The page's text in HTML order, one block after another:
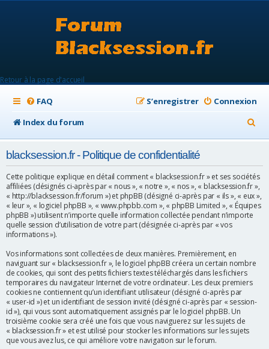
Retour à la page d'accueil
FAQ Connexion
S’enregistrer
Index du forum
e
h
e
r
blacksession.fr - Politique de confidentialité
Cette politique explique en détail comment « blacksession.fr » et ses sociétés
affiliées (désignés ci-après par « nous », « notre », « nos », « blacksession.fr »,
« http://blacksession.fr/forum ») et phpBB (désigné ci-après par « ils », « eux »,
« leur », « logiciel phpBB », « www.phpbb.com », « phpBB Limited », « Équipes
phpBB ») utilisent n’importe quelle information collectée pendant n’importe
quelle session d’utilisation de votre part (désignée ci-après par « vos
informations »).
Vos informations sont collectées de deux manières. Premièrement, en
naviguant sur « blacksession.fr », le logiciel phpBB créera un certain nombre
de cookies, qui sont des petits fichiers textes téléchargés dans les fichiers
temporaires du navigateur Internet de votre ordinateur. Les deux premiers
cookies ne contiennent qu’un identifiant utilisateur (désigné ci-après par
« user-id ») et un identifiant de session invité (désigné ci-après par « session-
id »), qui vous sont automatiquement assignés par le logiciel phpBB. Un
troisième cookie sera créé une fois que vous naviguerez sur les sujets de
« blacksession.fr » et est utilisé pour stocker les informations sur les sujets
que vous avez lus, ce qui améliore votre navigation sur le forum.